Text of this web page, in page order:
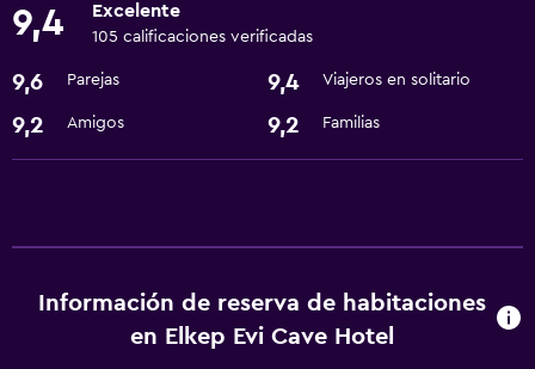
Lavandería
Servicios de lavandería/tintorería
Accesibilidad y adecuación
Áreas designadas para fumadores
9,4 Excelente
105 calificaciones verificadas
9,6 Parejas 9,4 Viajeros en solitario
9,2 Amigos 9,2 Familias
Información de reserva de habitaciones
en Elkep Evi Cave Hotel